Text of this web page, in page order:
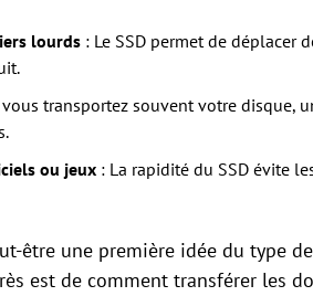
lourds : Le SSD permet de déplacer
vous transportez souvent votre disque,
ou jeux : La rapidité du SSD évite
être une première idée du type
est de comment transférer les